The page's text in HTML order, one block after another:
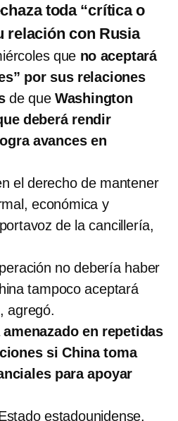
toda “crítica o
relación con Rusia
que no aceptará
por sus relaciones
de que Washington
deberá rendir
avances en
el derecho de mantener
económica y
de la cancillería,
no debería haber
tampoco aceptará
agregó.
en repetidas
si China toma
para apoyar
estadounidense,